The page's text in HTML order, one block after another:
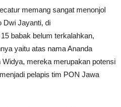
memang sangat menonjol
Dwi Jayanti, di
babak belum terkalahkan,
yaitu atas nama Ananda
mereka merupakan potensi
pelapis tim PON Jawa